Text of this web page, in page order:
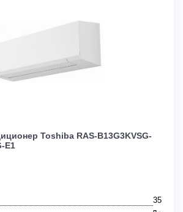
Toshiba RAS-B13G3KVSG-
E1
35